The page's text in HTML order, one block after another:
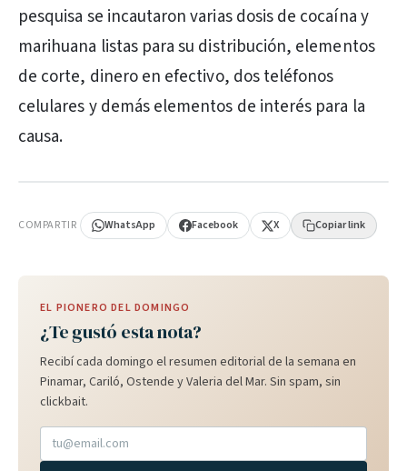
pesquisa se incautaron varias dosis de cocaína y
marihuana listas para su distribución, elementos
de corte, dinero en efectivo, dos teléfonos
celulares y demás elementos de interés para la
causa.
COMPARTIR WhatsApp Facebook X Copiar link
EL PIONERO DEL DOMINGO
¿Te gustó esta nota?
Recibí cada domingo el resumen editorial de la semana en
Pinamar, Cariló, Ostende y Valeria del Mar. Sin spam, sin
clickbait.